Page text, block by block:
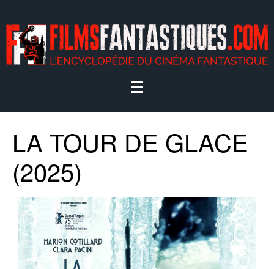
LA TOUR DE GLACE
(2025)